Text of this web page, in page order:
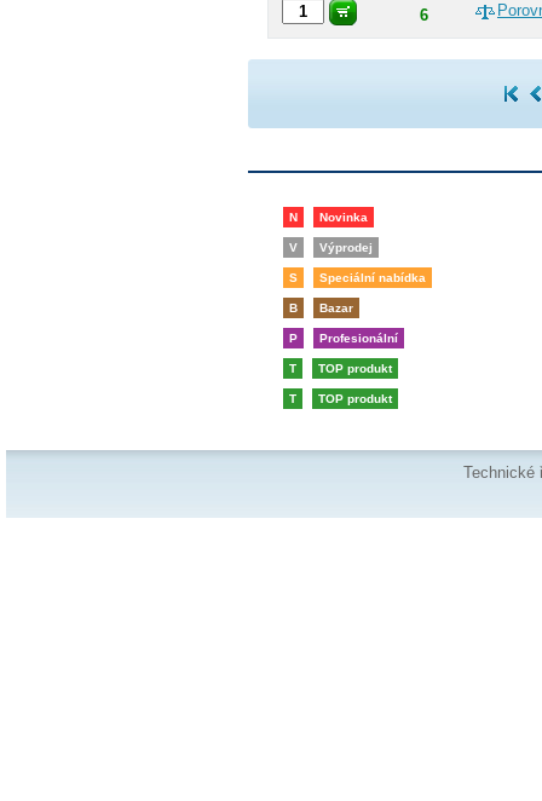
6
N Novinka
V Výprodej
S Speciální nabídka
B Bazar
P Profesionální
T TOP produkt
T TOP produkt